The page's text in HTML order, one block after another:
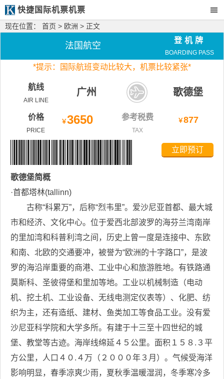
快捷国际机票机票
现在位置： 首页 > 欧洲 > 正文
法国航空
登机牌
BOARDING PASS
*提示：国际航班变动比较大， 机票比较紧张*
航线
AIR LINE
广州 歌德堡
价格
PRICE
￥3650 参考税费
TAX
￥877
立即预订
歌德堡简概
·首都塔林(tallinn)
古称“科累万”，后称“烈韦里”。爱沙尼亚首都、最大城
市和经济、文化中心。位于爱西北部波罗的海芬兰湾南岸
的里加湾和科普利湾之间，历史上曾一度是连接中、东欧
和南、北欧的交通要冲，被誉为“欧洲的十字路口”，是波
罗的海沿岸重要的商港、工业中心和旅游胜地。有铁路通
莫斯科、圣彼得堡和里加等地。工业以机械制造（电动
机、挖土机、工业设备、无线电测定仪表等）、化肥、纺
织为主，还有造纸、建材、鱼类加工等食品工业。没有爱
沙尼亚科学院和大学多所。有建于十三至十四世纪的城
堡、教堂等古迹。海岸线绵延４５公里。面积１５８.３平
方公里，人口４０.４万（２０００年３月）。气候受海洋
影响明显，春季凉爽少雨，夏秋季温暖湿润，冬季寒冷多